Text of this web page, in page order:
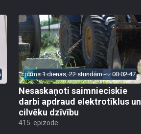
pirms 1 dienas, 22 stundām 00:02:47
Nesaskaņoti saimnieciskie
darbi apdraud elektrotīklus un
cilvēku dzīvību
415. epizode